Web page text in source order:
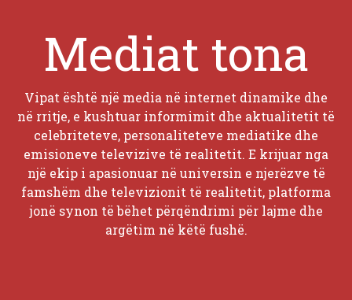
Mediat tona
Vipat është një media në internet dinamike dhe
në rritje, e kushtuar informimit dhe aktualitetit të
celebriteteve, personaliteteve mediatike dhe
emisioneve televizive të realitetit. E krijuar nga
një ekip i apasionuar në universin e njerëzve të
famshëm dhe televizionit të realitetit, platforma
jonë synon të bëhet përqëndrimi për lajme dhe
argëtim në këtë fushë.